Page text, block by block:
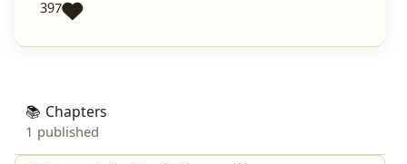
397
📚 Chapters
1 published